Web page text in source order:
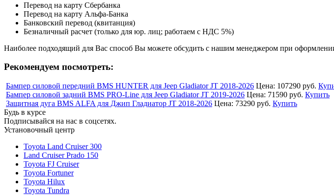
Перевод на карту Сбербанка
Перевод на карту Альфа-Банка
Банковский перевод (квитанция)
Безналичный расчет (только для юр. лиц; работаем с НДС 5%)
Наиболее подходящий для Вас способ Вы можете обсудить с нашим менеджером при
Рекомендуем посмотреть:
Бампер силовой передний BMS HUNTER для Jeep Gladiator JT 2018-2026 Цена: 107290 руб.
Бампер силовой задний BMS PRO-Line для Jeep Gladiator JT 2019-2026 Цена: 71590 руб. Купить
Защитная дуга BMS ALFA для Джип Гладиатор JT 2018-2026 Цена: 73290 руб. Купить
Будь в курсе
Подписывайся на нас в соцсетях.
Установочный центр
Toyota Land Cruiser 300
Land Cruiser Prado 150
Toyota FJ Cruiser
Toyota Fortuner
Toyota Hilux
Toyota Tundra